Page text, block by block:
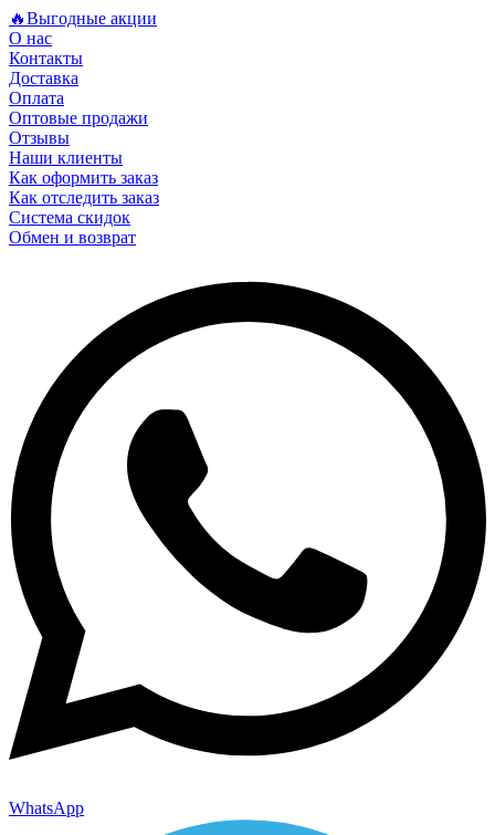
🔥Выгодные акции
О нас
Контакты
Доставка
Оплата
Оптовые продажи
Отзывы
Наши клиенты
Как оформить заказ
Как отследить заказ
Система скидок
Обмен и возврат
WhatsApp